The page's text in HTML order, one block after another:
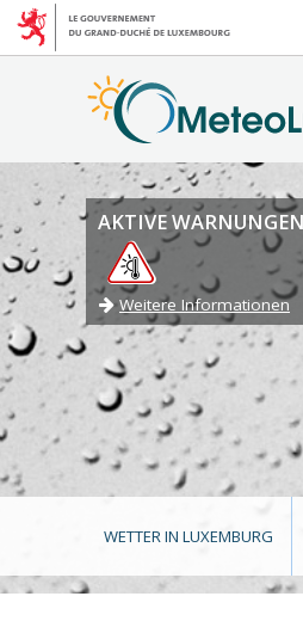
AKTIVE
Weitere Informationen
WETTER IN LUXEMBURG